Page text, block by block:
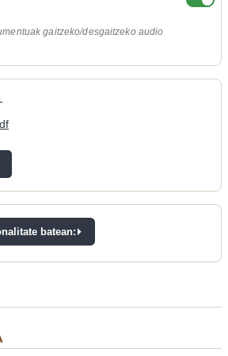
gaitzeko/desgaitzeko audio
batean: